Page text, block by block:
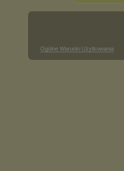
Ogólne Warunki Użytkowania